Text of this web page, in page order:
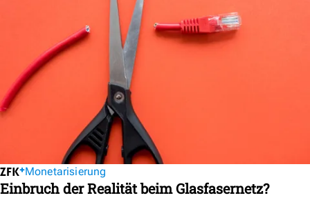
Monetarisierung
Einbruch der Realität beim Glasfasernetz?